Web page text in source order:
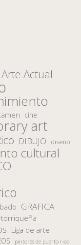
Arte Actual
cine
art
DIBUJO diseño
cultural
GRAFICA
Liga de arte
pintores de puerto rico